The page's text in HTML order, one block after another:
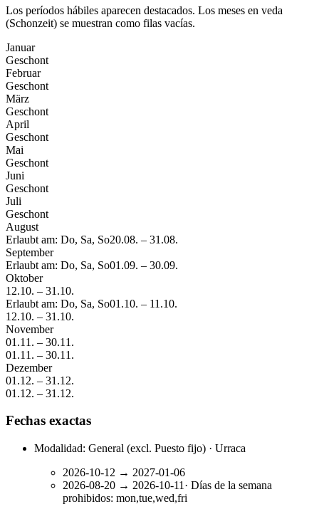
Los períodos hábiles aparecen destacados. Los meses en veda
(Schonzeit) se muestran como filas vacías.
Januar
Geschont
Februar
Geschont
März
Geschont
April
Geschont
Mai
Geschont
Juni
Geschont
Juli
Geschont
August
Erlaubt am: Do, Sa, So20.08. – 31.08.
September
Erlaubt am: Do, Sa, So01.09. – 30.09.
Oktober
12.10. – 31.10.
Erlaubt am: Do, Sa, So01.10. – 11.10.
12.10. – 31.10.
November
01.11. – 30.11.
01.11. – 30.11.
Dezember
01.12. – 31.12.
01.12. – 31.12.
Fechas exactas
Modalidad: General (excl. Puesto fijo) · Urraca
2026-10-12 → 2027-01-06
2026-08-20 → 2026-10-11 · Días de la semana
prohibidos: mon,tue,wed,fri